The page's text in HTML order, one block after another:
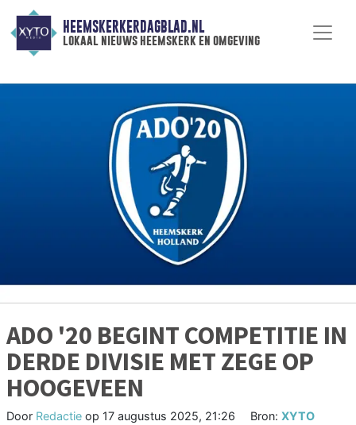
HEEMSKERKERDAGBLAD.NL
lokaal nieuws heemskerk en omgeving
ADO '20 BEGINT COMPETITIE IN
DERDE DIVISIE MET ZEGE OP
HOOGEVEEN
Door Redactie op 17 augustus 2025, 21:26
Bron:XYTO